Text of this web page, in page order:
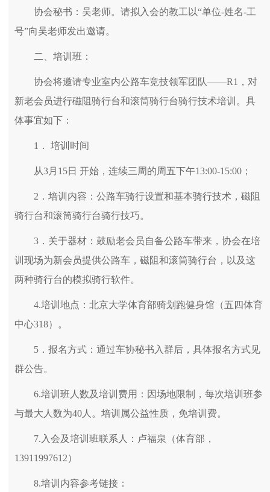
协会秘书：吴老师。请拟入会的教工以“单位-姓名-工
号”向吴老师发出邀请。
二、培训班：
协会将邀请专业室内公路车竞技领军团队——R1，对
新老会员进行磁阻骑行台和滚筒骑行台骑行技术培训。具
体事宜如下：
1． 培训时间
从3月15日 开始，连续三周的周五下午13:00-15:00；
2．培训内容：公路车骑行设置和基本骑行技术，磁阻
骑行台和滚筒骑行台骑行技巧。
3．关于器材：鼓励老会员自备公路车带来，协会在培
训现场为新会员提供公路车，磁阻和滚筒骑行台，以及这
两种骑行台的模拟骑行软件。
4.培训地点：北京大学体育部骑划跑健身馆（五四体育
中心318）。
5．报名方式：通过车协秘书入群后，具体报名方式见
群公告。
6.培训班人数及培训费用：因场地限制，每次培训班参
与最大人数为40人。培训属公益性质，免培训费。
7.入会及培训班联系人：卢福泉（体育部，
13911997612）
8.培训内容参考链接：